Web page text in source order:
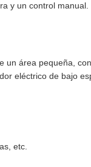
y un control manual.
área pequeña,
eléctrico de bajo
etc.